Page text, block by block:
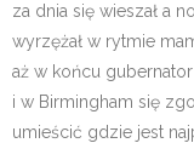
za dnia się wieszał a
wyrzężał w rytmie
aż w końcu gubernator
i w Birmingham się
umieścić gdzie jest